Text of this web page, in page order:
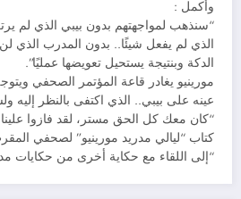
وأكمل :
“سنذهب لمواجهتهم بدون بيبي الذي لم
الذي لم يفعل شيئًا.. بدون المدرب الذي
الدكة وبنتيجة يستحيل تعويضها عمليًا”.
مورينيو يغادر قاعة المؤتمر الصحفي
عينه على بيبي.. الذي اكتفى بالنظر إليه
“كان معك كل الحق مستر، لقد فازوا
كتاب “ليالي مدريد مورينيو” لصحفي
“إلى اللقاء مع حكاية أخرى من حكايات